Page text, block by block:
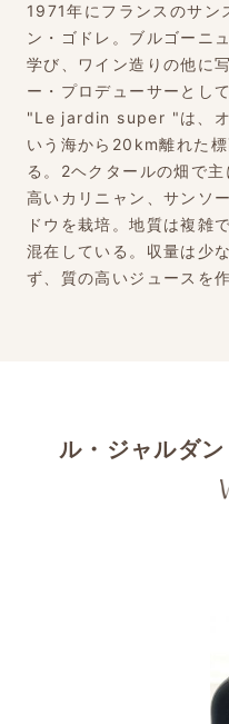
1971年にフランスのサン
ン・ゴドレ。ブルゴーニ
学び、ワイン造りの他に
ー・プロデューサーとし
"Le jardin super "は、オ
いう海から20km離れた
る。2ヘクタールの畑で
高いカリニャン、サンソ
ドウを栽培。地質は複雑
混在している。収量は少
ず、質の高いジュースを
ル・ジャルダ